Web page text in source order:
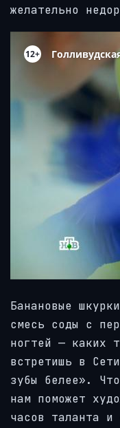
желательно
Банановые
смесь соды с
ногтей — каких
встретишь в
зубы белее».
нам поможет
часов таланта